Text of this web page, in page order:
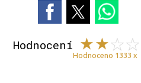
Hodnocení
Hodnoceno 1333 x